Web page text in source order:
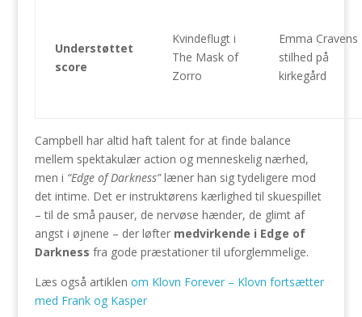
Understøttet
score
Kvindeflugt i
The Mask of
Zorro
Emma Cravens
stilhed på
kirkegård
Campbell har altid haft talent for at finde balance
mellem spektakulær action og menneskelig nærhed,
men i “Edge of Darkness”læner han sig tydeligere mod
det intime. Det er instruktørens kærlighed til skuespillet
– til de små pauser, de nervøse hænder, de glimt af
angst i øjnene – der løfter medvirkende i Edge of
Darkness fra gode præstationer til uforglemmelige.
Læs også artiklen om Klovn Forever – Klovn fortsætter
med Frank og Kasper